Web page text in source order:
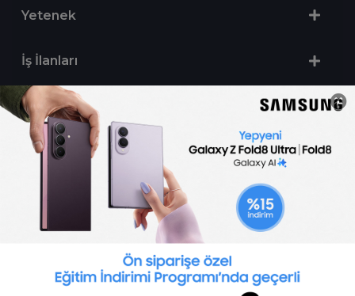
Yetenek
İş İlanları
Sertifika Programları
Yetenek Testleri